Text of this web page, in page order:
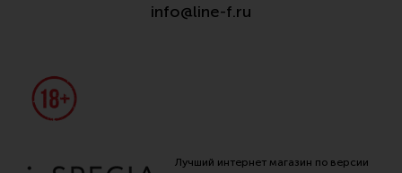
info@line-f.ru
Лучший интернет магазин по версии